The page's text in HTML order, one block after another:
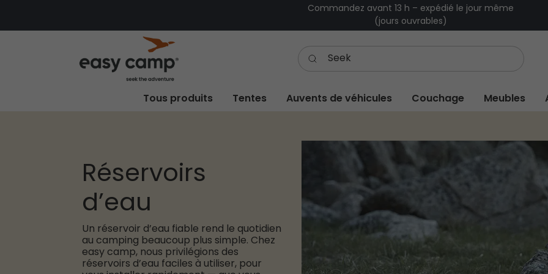
Commandez avant 13 h – expédié le jour même
(jours ouvrables)
Tous produits Tentes Auvents de véhicules Couchage Meubles
Réservoirs
d’eau
Un réservoir d’eau fiable rend le quotidien
au camping beaucoup plus simple. Chez
easy camp, nous privilégions des
réservoirs d’eau faciles à utiliser, pour